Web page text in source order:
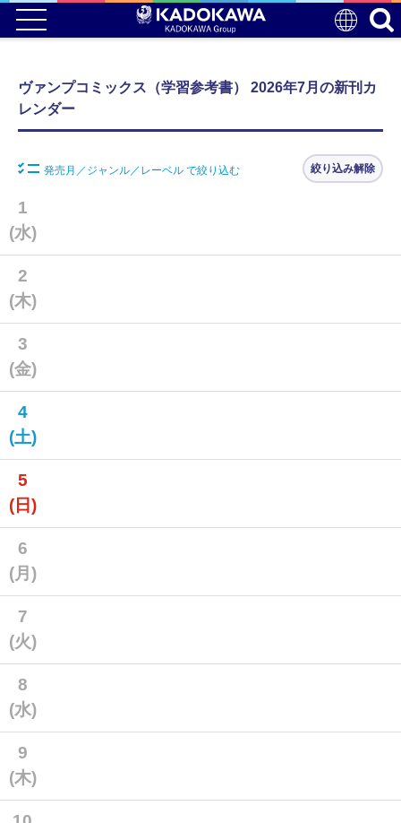
ヴァンプコミックス（学習参考書） 2026年7月の新刊カ
レンダー
発売月／ジャンル／レーベル で絞り込む 絞り込み解除
1
(水)
2
(木)
3
(金)
4
(土)
5
(日)
6
(月)
7
(火)
8
(水)
9
(木)